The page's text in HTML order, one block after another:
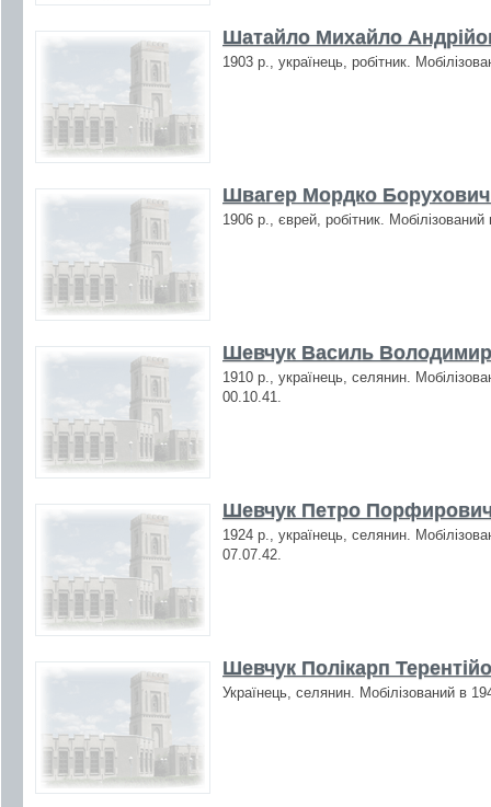
Шатайло Михайло
1903 р., українець, робітник.
Швагер Мордко Борухович
1906 р., єврей, робітник.
Шевчук Василь
1910 р., українець, селянин.
00.10.41.
Шевчук Петро
1924 р., українець, селянин.
07.07.42.
Шевчук Полікарп
Українець, селянин. Мобілізований в